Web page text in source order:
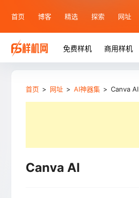
首页 博客 精选 探索 网址
免费样机 商用样机
首页 > 网址 > AI神器集 > Canva AI
Canva AI